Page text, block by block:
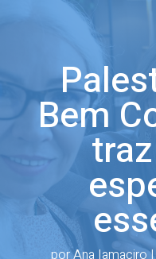
Bem
porAna Iamaciro|